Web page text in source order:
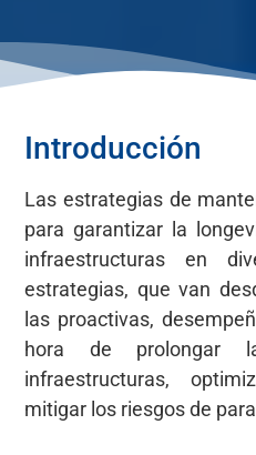
Introducción
Las estrategias de
para garantizar la
infraestructuras en
estrategias, que van
las proactivas,
hora de
infraestructuras,
mitigar los riesgos de